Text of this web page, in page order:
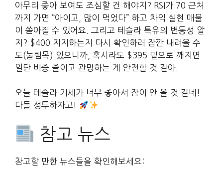
아무리 좋아 보여도 조심할 건 해야지? RSI가 70 근처
까지 가면 “아이고, 많이 먹었다” 하고 차익 실현 매물
이 쏟아질 수 있어요. 그리고 테슬라 특유의 변동성 알
지? $400 지지하는지 다시 확인하러 잠깐 내려올 수
도(눌림목) 있으니까, 혹시라도 $395 밑으로 깨지면
일단 비중 줄이고 관망하는 게 안전할 것 같아.
오늘 테슬라 기세가 너무 좋아서 잠이 안 올 것 같네!
다들 성투하자고!
참고 뉴스
참고할 만한 뉴스들을 확인해보세요: